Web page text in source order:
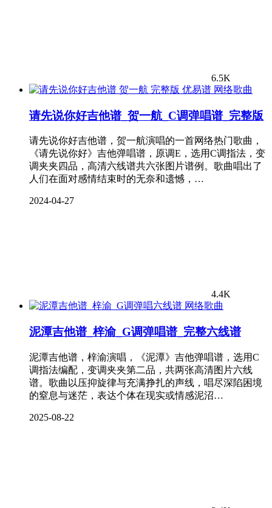
6.5K
网络歌曲
请先说你好吉他谱_贺一航_C调弹唱谱_完整版
请先说你好吉他谱，贺一航演唱的一首网络热门歌曲，
《请先说你好》吉他弹唱谱，原调E，选用C调指法，变
调夹夹四品，高清六线谱共六张图片谱例。歌曲唱出了
人们在面对感情结束时的无奈和遗憾，…
2024-04-27
4.4K
网络歌曲
泥潭吉他谱_梓渝_G调弹唱谱_完整六线谱
泥潭吉他谱，梓渝演唱，《泥潭》吉他弹唱谱，选用C
调指法编配，变调夹夹第二品，共两张高清图片六线
谱。歌曲以压抑旋律与充满挣扎的声线，唱尽深陷困境
的窒息与迷茫，表达个体在现实或情感泥沼…
2025-08-22